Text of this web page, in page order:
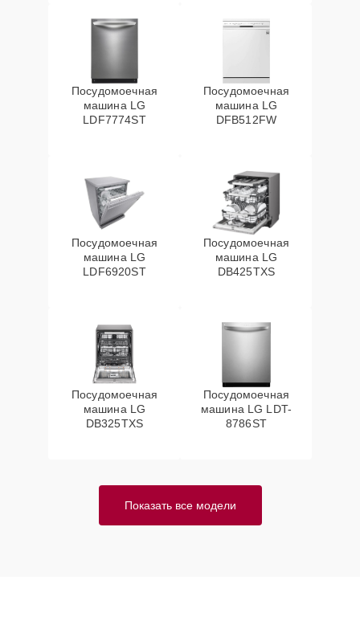
Посудомоечная
машина LG
LDF7774ST
Посудомоечная
машина LG
DFB512FW
Посудомоечная
машина LG
LDF6920ST
Посудомоечная
машина LG
DB425TXS
Посудомоечная
машина LG
DB325TXS
Посудомоечная
машина LG LDT-
8786ST
Показать все модели